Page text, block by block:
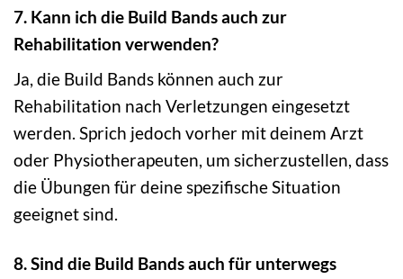
7. Kann ich die Build Bands auch zur
Rehabilitation verwenden?
Ja, die Build Bands können auch zur
Rehabilitation nach Verletzungen eingesetzt
werden. Sprich jedoch vorher mit deinem Arzt
oder Physiotherapeuten, um sicherzustellen, dass
die Übungen für deine spezifische Situation
geeignet sind.
8. Sind die Build Bands auch für unterwegs